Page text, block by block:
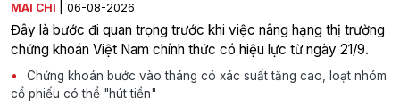
MAI CHI 06-08-2026
Đây là bước đi quan trọng trước khi việc nâng hạng thị trường
chứng khoán Việt Nam chính thức có hiệu lực từ ngày 21/9.
Chứng khoán bước vào tháng có xác suất tăng cao, loạt nhóm
cổ phiếu có thể "hút tiền"